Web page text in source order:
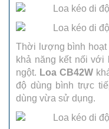
Thời lượng bình hoạt
khả năng kết nối với
ngột. Loa CB42W
độ dùng bình trực
dùng vừa sử dụng.